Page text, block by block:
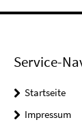
Service-
Startseite
Impressum